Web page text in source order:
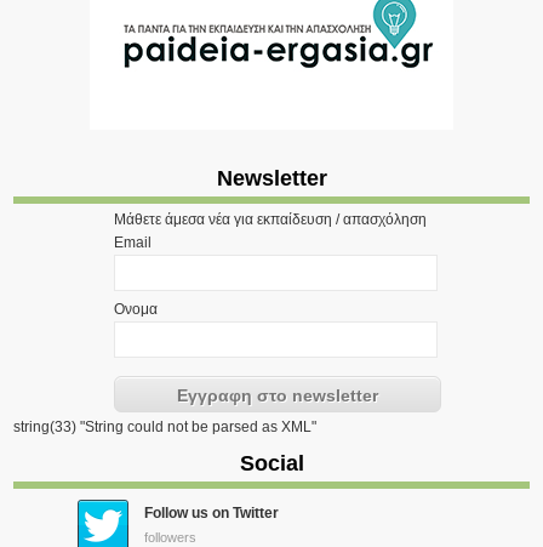
Newsletter
Μάθετε άμεσα νέα για εκπαίδευση / απασχόληση
Email
Ονομα
string(33) "String could not be parsed as XML"
Social
Follow us on Twitter
followers